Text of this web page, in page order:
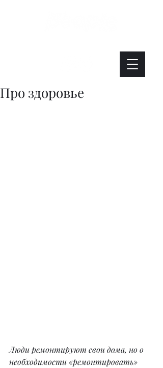
Про здоровье
Люди ремонтируют свои дома, но о
необходимости «ремонтировать»